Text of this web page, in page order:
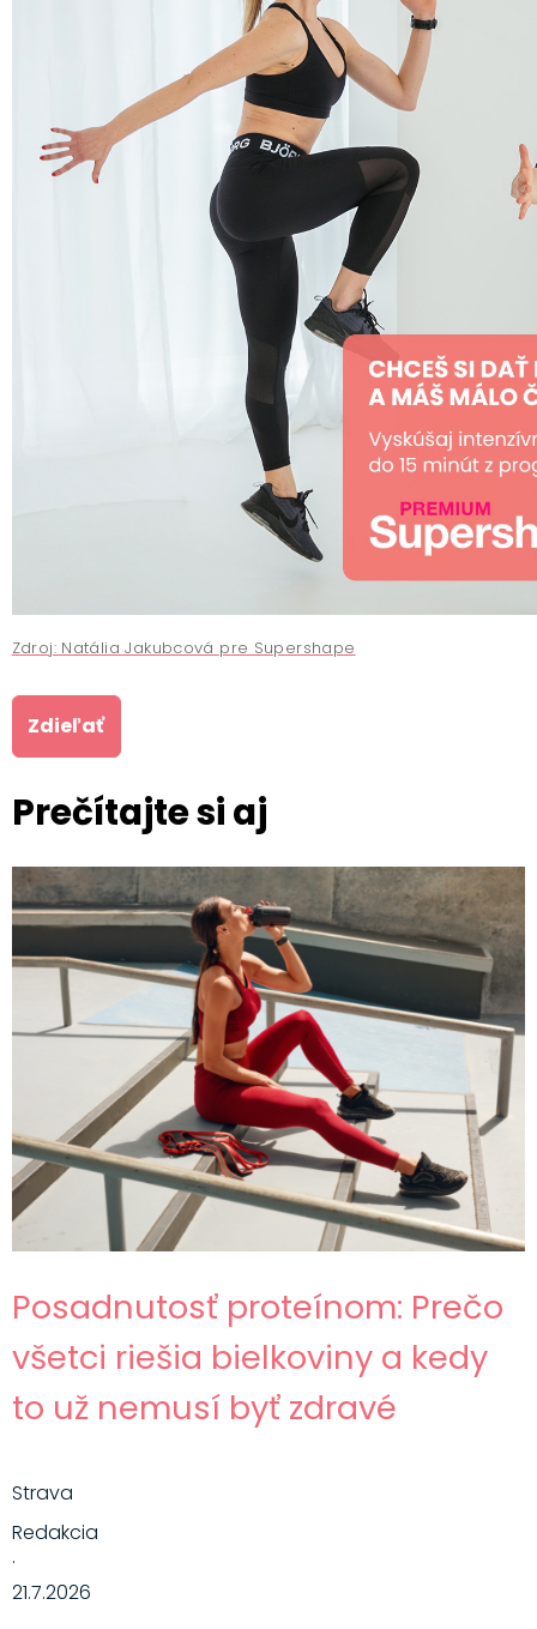
Zdroj: Natália Jakubcová pre Supershape
Zdieľať
Prečítajte si aj
Posadnutosť proteínom: Prečo
všetci riešia bielkoviny a kedy
to už nemusí byť zdravé
Strava
Redakcia
·
21.7.2026